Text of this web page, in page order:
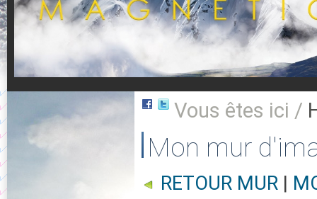
Aujourd'hui : T° Min : °C T° Max :°C
Suivez en direct l'actualité des stations
Vous êtes ici /
Mon mur
RETOUR MUR |